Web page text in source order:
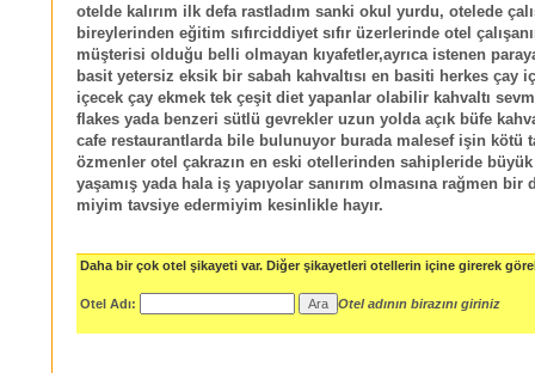
otelde kalırım ilk defa rastladım sanki okul yurdu, otelede
bireylerinden eğitim sıfırciddiyet sıfır üzerlerinde otel
müşterisi olduğu belli olmayan kıyafetler,ayrıca istenen
basit yetersiz eksik bir sabah kahvaltısı en basiti herkes çay
içecek çay ekmek tek çeşit diet yapanlar olabilir kahvaltı
flakes yada benzeri sütlü gevrekler uzun yolda açık büfe
cafe restaurantlarda bile bulunuyor burada malesef işin kötü
özmenler otel çakrazın en eski otellerinden sahipleride
yaşamış yada hala iş yapıyolar sanırım olmasına rağmen bir
miyim tavsiye edermiyim kesinlikle hayır.
Daha bir çok otel şikayeti var. Diğer şikayetleri otellerin içine girerek
Otel Adı: Otel adının birazını giriniz